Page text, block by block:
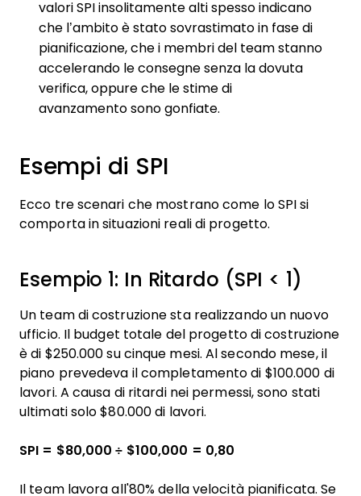
valori SPI insolitamente alti spesso indicano
che l’ambito è stato sovrastimato in fase di
pianificazione, che i membri del team stanno
accelerando le consegne senza la dovuta
verifica, oppure che le stime di
avanzamento sono gonfiate.
Esempi di SPI
Ecco tre scenari che mostrano come lo SPI si
comporta in situazioni reali di progetto.
Esempio 1: In Ritardo (SPI < 1)
Un team di costruzione sta realizzando un nuovo
ufficio. Il budget totale del progetto di costruzione
è di $250.000 su cinque mesi. Al secondo mese, il
piano prevedeva il completamento di $100.000 di
lavori. A causa di ritardi nei permessi, sono stati
ultimati solo $80.000 di lavori.
SPI = $80,000 ÷ $100,000 = 0,80
Il team lavora all'80% della velocità pianificata. Se